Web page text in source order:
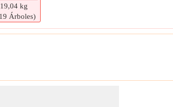
19,04 kg
Árboles)